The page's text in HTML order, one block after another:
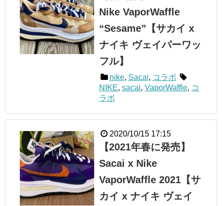
Nike VaporWaffle
“Sesame”【サカイ x
ナイキ ヴェイパーワッ
フル】
nike, Sacai, コラボ
NIKE, sacai, VaporWaffle, コ
ラボ
2020/10/15 17:15
【2021年春に発売】
Sacai x Nike
VaporWaffle 2021【サ
カイ x ナイキ ヴェイ